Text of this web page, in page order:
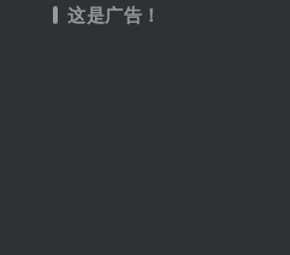
这是广告！